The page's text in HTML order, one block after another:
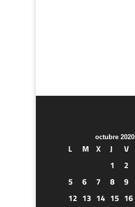
octubre 2020
L M X J V
1
2
5
6 7 8 9
12 13 14 15 16